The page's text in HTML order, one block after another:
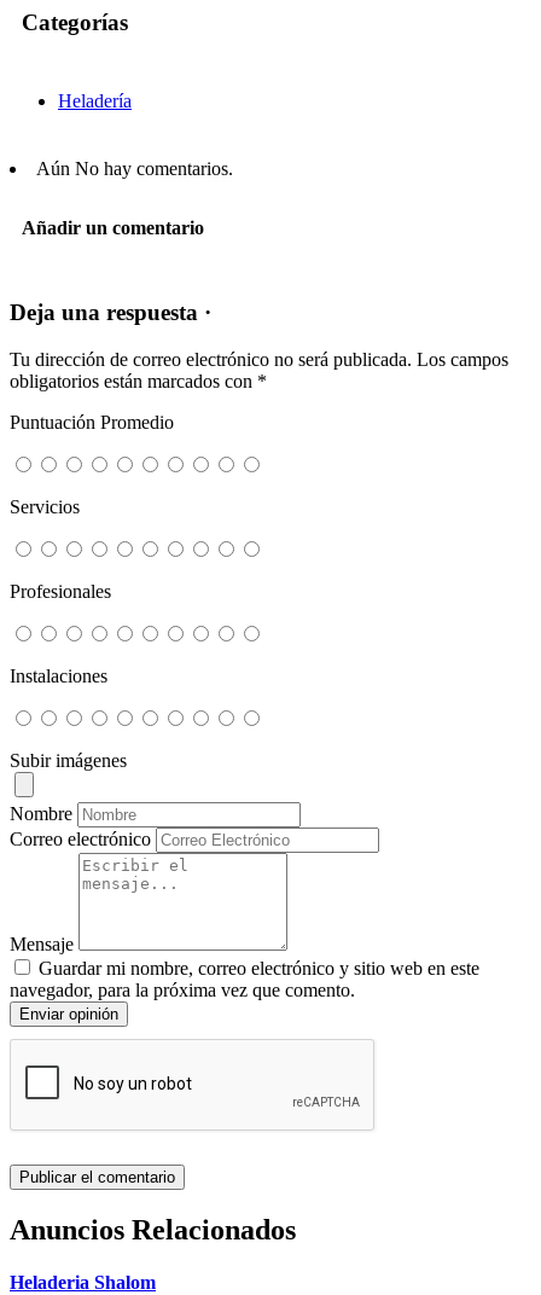
Categorías
Heladería
Aún No hay comentarios.
Añadir un comentario
Deja una respuesta ·
Tu dirección de correo electrónico no será publicada. Los campos
obligatorios están marcados con *
Puntuación Promedio
Servicios
Profesionales
Instalaciones
Subir imágenes
Nombre
Correo electrónico
Mensaje
Guardar mi nombre, correo electrónico y sitio web en este
navegador, para la próxima vez que comento.
Enviar opinión
Anuncios Relacionados
Heladeria Shalom